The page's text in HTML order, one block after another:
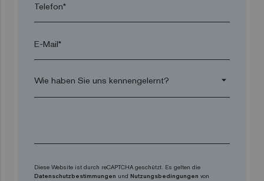
Telefon*
E-Mail*
arrow_drop_down
Diese Website ist durch reCAPTCHA geschützt. Es gelten die
Datenschutzbestimmungen und Nutzungsbedingungen von